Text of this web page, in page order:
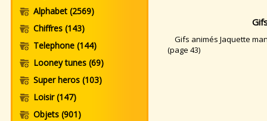
Alphabet (2569)
Chiffres (143)
Telephone (144)
Looney tunes (69)
Super heros (103)
Loisir(147)
Objets (901)
Gifs animés Jaquette
(page 43)